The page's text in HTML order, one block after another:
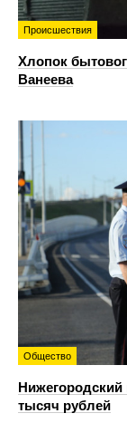
Происшествия
Хлопок
Ванеева
Общество
тысяч рублей